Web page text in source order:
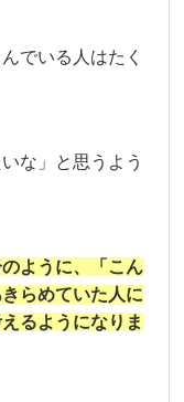
でいる人はたく
な」と思うよう
ように、「こん
らめていた人に
るようになりま